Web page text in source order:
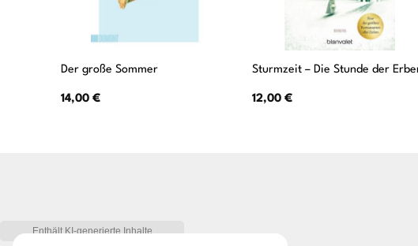
Der große Sommer
14,00 €
Sturmzeit – Die Stunde der
12,00 €